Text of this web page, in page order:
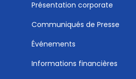
Présentation corporate
Communiqués de Presse
Événements
Informations financières